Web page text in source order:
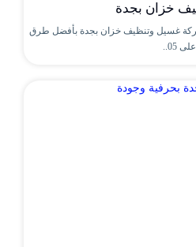
خزان بجدة
غسيل وتنظيف خزان بجدة بأفضل طرق
05..